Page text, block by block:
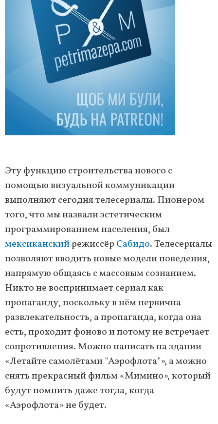
Эту функцию строительства нового с
помощью визуальной коммуникации
выполняют сегодня телесериалы. Пионером
того, что мы назвали эстетическим
программированием населения, был
мексиканскийрежиссёр Сабидо. Телесериалы
позволяют вводить новые модели поведения,
напрямую общаясь с массовым сознанием.
Никто не воспринимает сериал как
пропаганду, поскольку в нём первична
развлекательность, а пропаганда, когда она
есть, проходит фоново и потому не встречает
сопротивления. Можно написать на здании
«Летайте самолётами "Аэрофлота"», а можно
снять прекрасный фильм «Мимино», который
будут помнить даже тогда, когда
«Аэрофлота» не будет.